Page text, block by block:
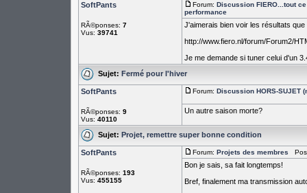
SoftPants
RÃ©ponses: 7
Vus: 39741
Forum: Discussion FIERO...tout
performance
J'aimerais bien voir les résultats
http://www.fiero.nl/forum/Forum2/
Je me demande si tuner celui d'un
Sujet: Fermé pour l'hiver
SoftPants
RÃ©ponses: 9
Vus: 40110
Forum: Discussion HORS-SUJET
Un autre saison morte?
Sujet: Projet, remettre super bonne condition
SoftPants
RÃ©ponses: 193
Vus: 455155
Forum: Projets des membres
Bon je sais, sa fait longtemps!
Bref, finalement ma transmission